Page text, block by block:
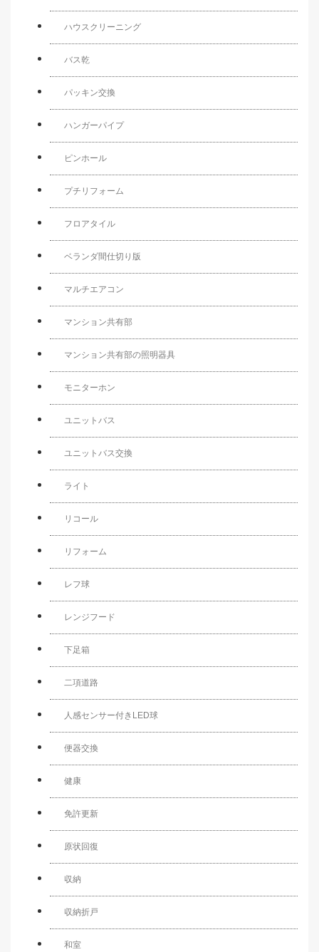
ハウスクリーニング
バス乾
パッキン交換
ハンガーパイプ
ピンホール
プチリフォーム
フロアタイル
ベランダ間仕切り版
マルチエアコン
マンション共有部
マンション共有部の照明器具
モニターホン
ユニットバス
ユニットバス交換
ライト
リコール
リフォーム
レフ球
レンジフード
下足箱
二項道路
人感センサー付きLED球
便器交換
健康
免許更新
原状回復
収納
収納折戸
和室